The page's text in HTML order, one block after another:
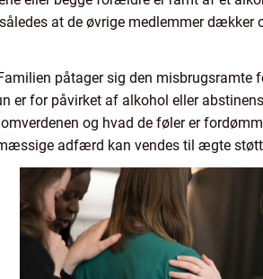
at de øvrige medlemmer dækker
påtager sig den misbrugsramte
er for påvirket af alkohol eller
og hvad de føler er
adfærd kan vendes til ægte